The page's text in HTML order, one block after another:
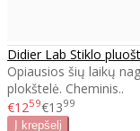
Didier Lab Stiklo
Opiausios šių laikų
plokštelė. Cheminis..
€1259€1399